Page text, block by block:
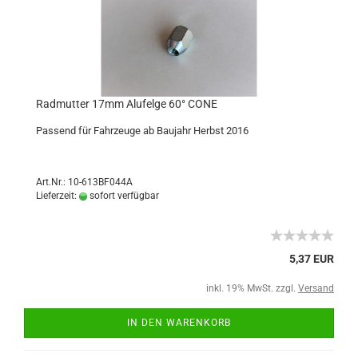
Radmutter 17mm Alufelge 60° CONE
Passend für Fahrzeuge ab Baujahr Herbst 2016
Art.Nr.: 10-613BF044A
Lieferzeit:
sofort verfügbar
5,37 EUR
inkl. 19% MwSt. zzgl. Versand
IN DEN WARENKORB